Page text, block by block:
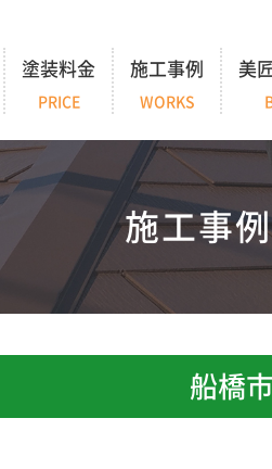
塗装料金
PRICE
施工事例
WORKS
美
施工事例
船橋